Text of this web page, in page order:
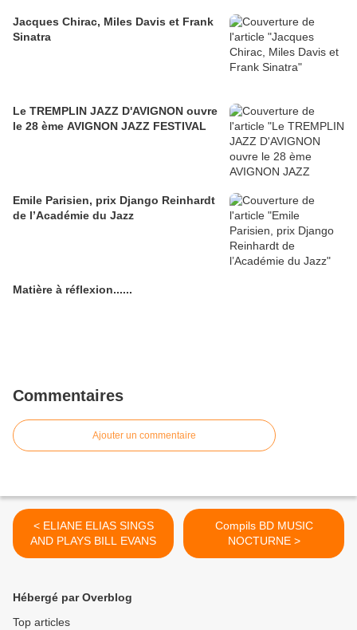
Jacques Chirac, Miles Davis et Frank
Sinatra
Le TREMPLIN JAZZ D'AVIGNON ouvre
le 28 ème AVIGNON JAZZ FESTIVAL
Emile Parisien, prix Django Reinhardt
de l’Académie du Jazz
Matière à réflexion......
Commentaires
Ajouter un commentaire
< ELIANE ELIAS SINGS
AND PLAYS BILL EVANS
Compils BD MUSIC
NOCTURNE >
Hébergé par Overblog
Top articles